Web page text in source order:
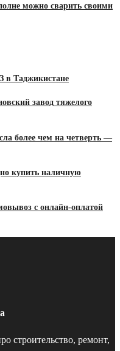
можно сварить своими
в Таджикистане
завод тяжелого
более чем на четверть —
купить наличную
с онлайн-оплатой
строительство, ремонт,